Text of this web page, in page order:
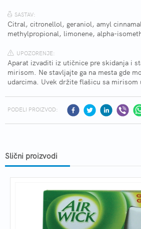
SASTAV:
Citral, citronellol, geraniol, amyl
methylpropional, limonene, alpha-
UPOZORENJE:
Aparat izvaditi iz utičnice pre skidanja i
mirisom. Ne stavljajte ga na mesta gde
udarcima. Uvek držite flašicu sa mirisom
PODELI PROIZVOD:
Slični proizvodi